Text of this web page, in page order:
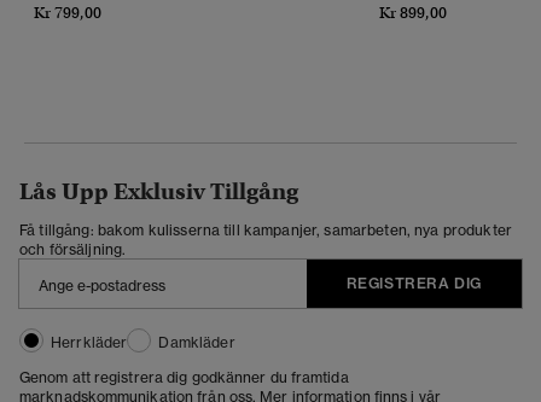
Kr 799,00 Kr 899,00
Lås Upp Exklusiv Tillgång
Få tillgång: bakom kulisserna till kampanjer, samarbeten, nya produkter
och försäljning.
REGISTRERA DIG
Herrkläder
Damkläder
Genom att registrera dig godkänner du framtida
marknadskommunikation från oss. Mer information finns i vår